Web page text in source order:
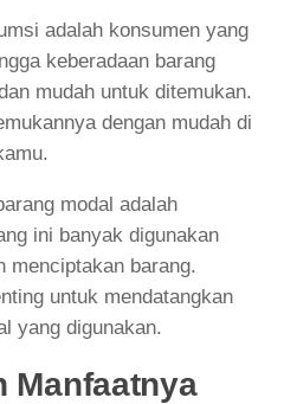
adalah konsumen yang
keberadaan barang
mudah untuk ditemukan.
dengan mudah di
modal adalah
ini banyak digunakan
menciptakan barang.
untuk mendatangkan
yang digunakan.
Manfaatnya